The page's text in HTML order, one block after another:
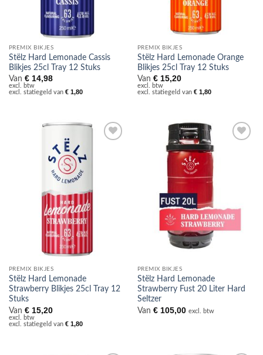
PREMIX BIKJES
Stëlz Hard Lemonade Cassis
Blikjes 25cl Tray 12 Stuks
Van €14,98
excl. btw
excl. statiegeld van €1,80
PREMIX BIKJES
Stëlz Hard Lemonade Orange
Blikjes 25cl Tray 12 Stuks
Van €15,20
excl. btw
excl. statiegeld van €1,80
PREMIX BIKJES
Stëlz Hard Lemonade
Strawberry Blikjes 25cl Tray 12
Stuks
Van €15,20
excl. btw
excl. statiegeld van €1,80
PREMIX BIKJES
Stëlz Hard Lemonade
Strawberry Fust 20 Liter Hard
Seltzer
Van €105,00 excl. btw